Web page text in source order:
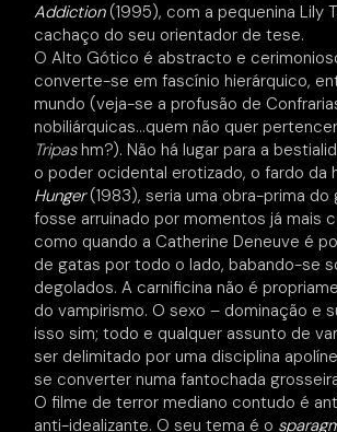
Addiction(1995), com a pequenina Lily
cachaço do seu orientador de tese.
O Alto Gótico é abstracto e
converte-se em fascínio hierárquico,
mundo (veja-se a profusão de
nobiliárquicas…quem não quer
Tripashm?). Não há lugar para a
o poder ocidental erotizado, o fardo da
Hunger(1983), seria uma obra-prima do
fosse arruinado por momentos já mais
como quando a Catherine Deneuve é
de gatas por todo o lado, babando-se
degolados. A carnificina não é
do vampirismo. O sexo – dominação e
isso sim; todo e qualquer assunto de
ser delimitado por uma disciplina
se converter numa fantochada
O filme de terror mediano contudo é
anti-idealizante. O seu tema é o